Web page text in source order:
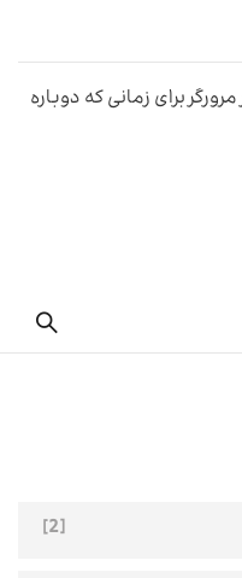
برای زمانی که دوباره
[2]